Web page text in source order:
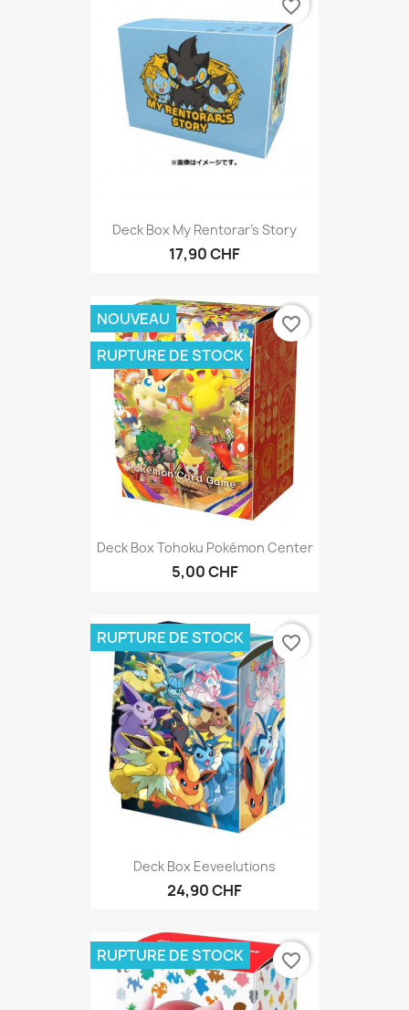
Deck Box My Rentorar's Story
17,90 CHF
favorite_border
Deck Box Tohoku Pokémon Center
5,00 CHF
NOUVEAU
RUPTURE DE STOCK
favorite_border
Deck Box Eeveelutions
24,90 CHF
RUPTURE DE STOCK favorite_border
RUPTURE DE STOCK favorite_border